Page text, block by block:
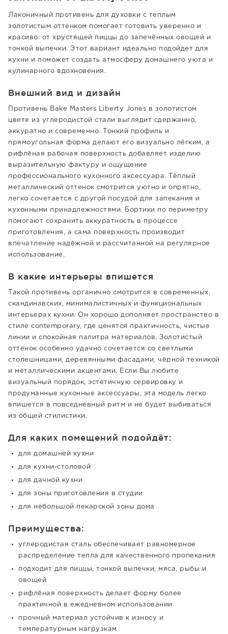
Лаконичный противень для духовки с теплым
золотистым оттенком помогает готовить уверенно и
красиво: от хрустящей пиццы до запечённых овощей и
тонкой выпечки. Этот вариант идеально подойдет для
кухни и поможет создать атмосферу домашнего уюта и
кулинарного вдохновения.
Внешний вид и дизайн
Противень Bake Masters Liberty Jones в золотистом
цвете из углеродистой стали выглядит сдержанно,
аккуратно и современно. Тонкий профиль и
прямоугольная форма делают его визуально лёгким, а
рифлёная рабочая поверхность добавляет изделию
выразительную фактуру и ощущение
профессионального кухонного аксессуара. Тёплый
металлический оттенок смотрится уютно и опрятно,
легко сочетается с другой посудой для запекания и
кухонными принадлежностями. Бортики по периметру
помогают сохранить аккуратность в процессе
приготовления, а сама поверхность производит
впечатление надёжной и рассчитанной на регулярное
использование.
В какие интерьеры впишется
Такой противень органично смотрится в современных,
скандинавских, минималистичных и функциональных
интерьерах кухни. Он хорошо дополняет пространство в
стиле contemporary, где ценятся практичность, чистые
линии и спокойная палитра материалов. Золотистый
оттенок особенно удачно сочетается со светлыми
столешницами, деревянными фасадами, чёрной техникой
и металлическими акцентами. Если Вы любите
визуальный порядок, эстетичную сервировку и
продуманные кухонные аксессуары, эта модель легко
впишется в повседневный ритм и не будет выбиваться
из общей стилистики.
Для каких помещений подойдёт:
для домашней кухни
для кухни-столовой
для дачной кухни
для зоны приготовления в студии
для небольшой пекарской зоны дома
Преимущества:
углеродистая сталь обеспечивает равномерное
распределение тепла для качественного пропекания
подходит для пиццы, тонкой выпечки, мяса, рыбы и
овощей
рифлёная поверхность делает форму более
практичной в ежедневном использовании
прочный материал устойчив к износу и
температурным нагрузкам